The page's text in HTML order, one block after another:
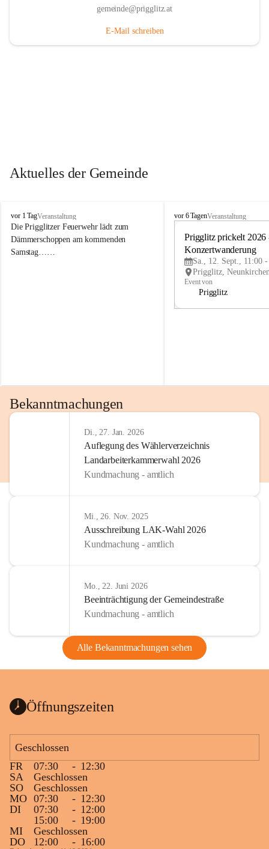
gemeinde@prigglitz.at
E-Mail schreiben
Aktuelles der Gemeinde
P
r
i
g
vor 1 TagVeranstaltung
Die Prigglitzer Feuerwehr lädt zum
Dämmerschoppen am kommenden
Samstag……
P
vor 6 TagenVeranstaltung
Prigglitz prickelt 2026
Konzertwanderung
Sa., 12. Sept., 11:00
Event von
Prigglitz
Bekanntmachungen
Di., 27. Jan. 2026
Auflegung des Wählerverzeichnis
Landarbeiterkammerwahl 2026
Kundmachung - amtlich
Mi., 26. Nov. 2025
Ausschreibung LAK-Wahl 2026
Kundmachung - amtlich
Mo., 22. Juni 2026
Beeinträchtigung der Gemeindestraße
Kundmachung - amtlich
Alle Bekanntmachungen sehen
Öffnungszeiten
Geschlossen
FR
07:30 - 12:30
SA
Geschlossen
SO
Geschlossen
MO 07:30 - 12:30
DI
07:30 - 12:00
15:00
- 19:00
MI
Geschlossen
DO
12:00 - 16:00